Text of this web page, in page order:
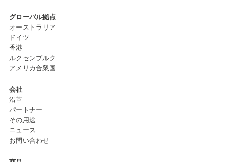
グローバル拠点
オーストラリア
ドイツ
香港
ルクセンブルク
アメリカ合衆国
会社
沿革
パートナー
その用途
ニュース
お問い合わせ